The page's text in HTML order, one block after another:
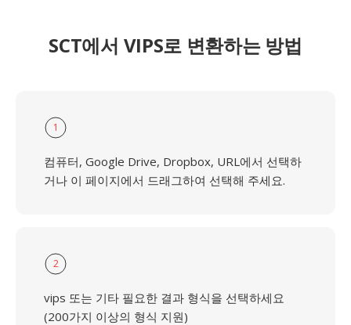
SCT에서 VIPS로 변환하는 방법
1
컴퓨터, Google Drive, Dropbox, URL에서 선택하
거나 이 페이지에서 드래그하여 선택해 주세요.
2
vips 또는 기타 필요한 결과 형식을 선택하세요
(200가지 이상의 형식 지원)